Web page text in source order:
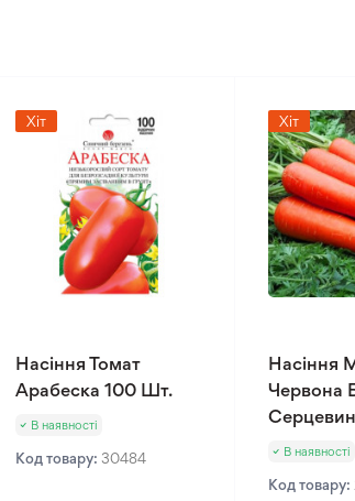
Хіт
Насіння Томат
Арабеска 100 Шт.
В наявності
Код товару: 30484
Хіт
Насіння
Червона
В наявності
Код товару: